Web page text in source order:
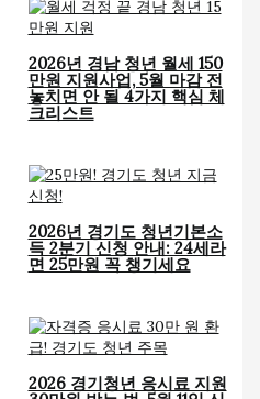
2026년 경남 청년 월세 150
만원 지원사업, 5월 마감 전
놓치면 안 될 4가지 핵심 체
크리스트
2026년 경기도 청년기본소
득 2분기 신청 안내: 24세라
면 25만원 꼭 챙기세요
2026 경기청년 응시료 지원